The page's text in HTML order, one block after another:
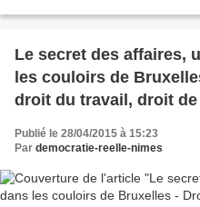
Le secret des affaires,
les couloirs de
droit du travail, droit
réglementation sont
Publié le 28/04/2015 à 15:23
Par democratie-reelle-nimes